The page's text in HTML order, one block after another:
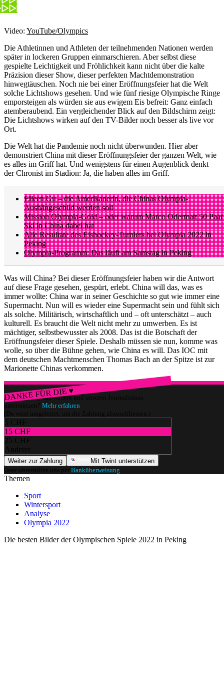
Video: YouTube/Olympics
Die Athletinnen und Athleten der teilnehmenden Nationen werden
später in lockeren Gruppen einmarschieren. Aber selbst diese
gespielte Leichtigkeit und Fröhlichkeit kann nicht über die kalte
Präzision dieser Show, dieser perfekten Machtdemonstration
hinwegtäuschen. Noch nie bei einer Eröffnungsfeier hat die Welt
solche Lichtshows gesehen. Und wie fünf riesige Olympische Ringe
emporsteigen als würden sie aus ewigem Eis befreit: Ganz einfach
atemberaubend. Ein vergleichender Blick auf den Bildschirm zeigt:
Die Lichtshows wirken auf den TV-Bilder noch besser als live vor
Ort.
Die Welt hat die Pandemie noch nicht überwunden. Hier aber
demonstriert China mit dieser Eröffnungsfeier der ganzen Welt, wie
es alles im Griff hat. Und wenigstens für einen Augenblick denkt
der Chronist im Stadion: Ja, die haben alles im Griff.
Eileen Gu – die Amerikanerin, die Chinas Olympia-
Aushängeschild werden soll
Mission Olympia-Gold – oder warum Marco Odermatt 50 Paar
Ski in China dabei hat
Alle Resultate des Eishockey-Turniers bei Olympia 2022 in
Peking
Olympia-Programm: Das läuft am Samstag in Peking
Was will China? Bei dieser Eröffnungsfeier haben wir die Antwort
auf diese Frage gesehen, gespürt, erlebt. China will das, was es
immer wollte: China war in seiner Geschichte so gut wie immer eine
Supermacht. Nun will es wieder eine Supermacht sein und fühlt sich
als solche. Militärisch, wirtschaftlich und – oft unterschätzt – auch
kulturell. Es braucht die Welt nicht mehr zu umwerben. Es ist
mächtiger, selbstbewusster als 2008. Das ist die Botschaft der
Eröffnungsfeier dieser Spiele. Deshalb müssen sie nun, komme was
wolle, so über die Bühne gehen, wie China es will. Das IOC mit
dem deutschen Machtmenschen Thomas Bach an der Spitze ist zur
Marionette Chinas verkommen.
DANKE FÜR DIE ♥
Würdest du gerne watson und unseren Journalismus
unterstützen? Mehr erfahren
(Du wirst umgeleitet, um die Zahlung abzuschliessen.)
5 CHF
15 CHF
25 CHF
Anderer
Weiter zur Zahlung
Mit Twint unterstützen
Oder unterstütze uns per Banküberweisung
Themen
Sport
Wintersport
Analyse
Olympia 2022
Die besten Bilder der Olympischen Spiele 2022 in Peking